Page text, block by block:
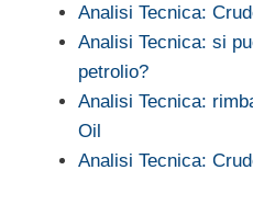
Analisi Tecnica:
Analisi Tecnica: si
petrolio?
Analisi Tecnica:
Oil
Analisi Tecnica: